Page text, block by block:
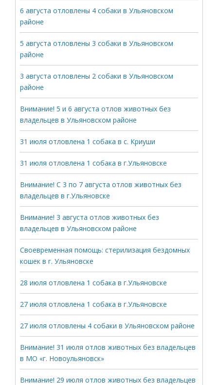
6 августа отловлены 4 собаки в Ульяновском
районе
5 августа отловлены 3 собаки в Ульяновском
районе
3 августа отловлены 2 собаки в Ульяновском
районе
Внимание! 5 и 6 августа отлов животных без
владельцев в Ульяновском районе
31 июля отловлена 1 собака в с. Криуши
31 июля отловлена 1 собака в г.Ульяновске
Внимание! С 3 по 7 августа отлов животных без
владельцев в г.Ульяновске
Внимание! 3 августа отлов животных без
владельцев в Ульяновском районе
Своевременная помощь: стерилизация бездомных
кошек в г. Ульяновске
28 июля отловлена 1 собака в г.Ульяновске
27 июля отловлена 1 собака в г.Ульяновске
27 июля отловлены 4 собаки в Ульяновском районе
Внимание! 31 июля отлов животных без владельцев
в МО «г. Новоульяновск»
Внимание! 29 июля отлов животных без владельцев